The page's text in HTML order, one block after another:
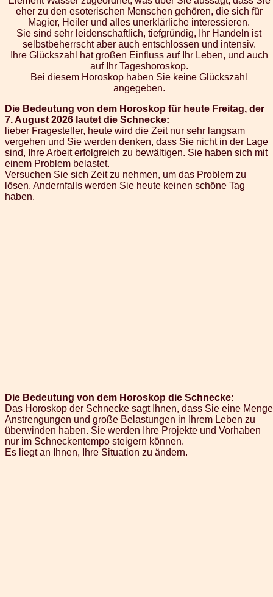
eher zu den esoterischen Menschen gehören, die sich für
Magier, Heiler und alles unerklärliche interessieren.
Sie sind sehr leidenschaftlich, tiefgründig, Ihr Handeln ist
selbstbeherrscht aber auch entschlossen und intensiv.
Ihre Glückszahl hat großen Einfluss auf Ihr Leben, und auch
auf Ihr Tageshoroskop.
Bei diesem Horoskop haben Sie keine Glückszahl
angegeben.
Die Bedeutung von dem Horoskop für heute Freitag, der
7. August 2026 lautet die Schnecke:
lieber Fragesteller, heute wird die Zeit nur sehr langsam
vergehen und Sie werden denken, dass Sie nicht in der Lage
sind, Ihre Arbeit erfolgreich zu bewältigen. Sie haben sich mit
einem Problem belastet.
Versuchen Sie sich Zeit zu nehmen, um das Problem zu
lösen. Andernfalls werden Sie heute keinen schöne Tag
haben.
Die Bedeutung von dem Horoskop die Schnecke:
Das Horoskop der Schnecke sagt Ihnen, dass Sie eine Menge
Anstrengungen und große Belastungen in Ihrem Leben zu
überwinden haben. Sie werden Ihre Projekte und Vorhaben
nur im Schneckentempo steigern können.
Es liegt an Ihnen, Ihre Situation zu ändern.